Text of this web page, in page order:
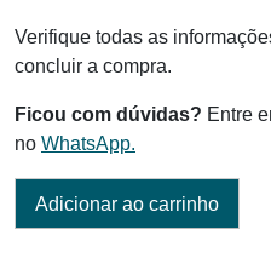
Verifique todas as
concluir a compra.
Ficou com dúvidas? Entre
no WhatsApp.
Adicionar ao carrinho